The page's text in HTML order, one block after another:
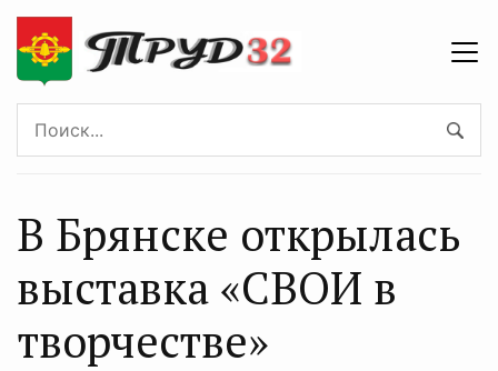
В Брянске открылась
выставка «СВОИ в
творчестве»